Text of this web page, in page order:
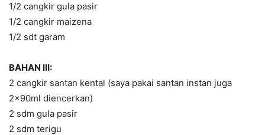
1/2 cangkir gula pasir
1/2 cangkir maizena
1/2 sdt garam
BAHAN III:
2 cangkir santan kental (saya pakai santan instan juga
2x90ml diencerkan)
2 sdm gula pasir
2 sdm terigu